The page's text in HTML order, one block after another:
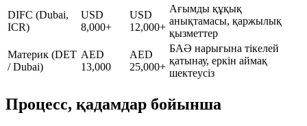
DIFC (Dubai,
ICR)
USD
8,000+
USD
12,000+
Ағымды құқық
анықтамасы, қаржылық
қызметтер
Материк (DET
/ Dubai)
AED
13,000
AED
25,000+
БАӘ нарығына тікелей
қатынау, еркін аймақ
шектеусіз
Процесс, қадамдар бойынша